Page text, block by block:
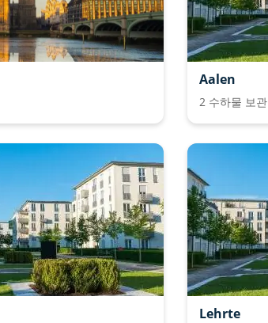
Aalen
2 수하물 보관
Lehrte